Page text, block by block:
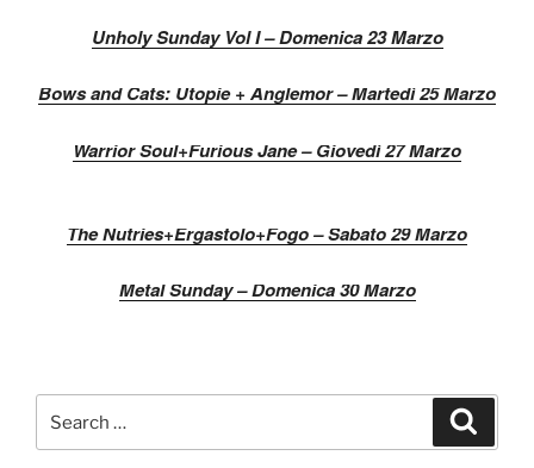
Unholy Sunday Vol I – Domenica 23 Marzo
Bows and Cats: Utopie + Anglemor – Martedì 25 Marzo
Warrior Soul+Furious Jane – Giovedì 27 Marzo
The Nutries+Ergastolo+Fogo – Sabato 29 Marzo
Metal Sunday – Domenica 30 Marzo
for: